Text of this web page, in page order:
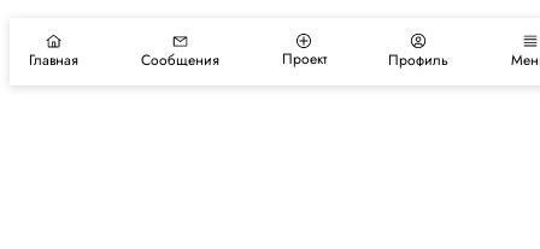
Главная Сообщения Проект Профиль